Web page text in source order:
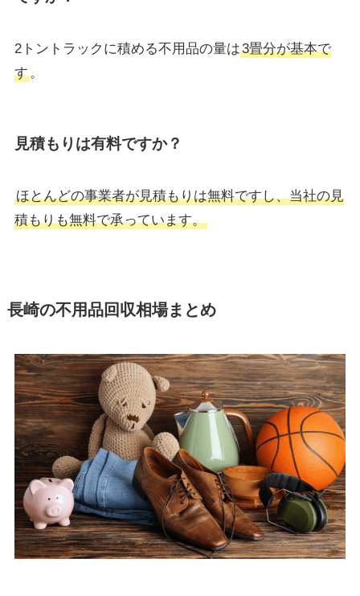
2トントラックに積める不用品の量は3畳分が基本で
す。
見積もりは有料ですか？
ほとんどの事業者が見積もりは無料ですし、当社の見
積もりも無料で承っています。
長崎の不用品回収相場まとめ